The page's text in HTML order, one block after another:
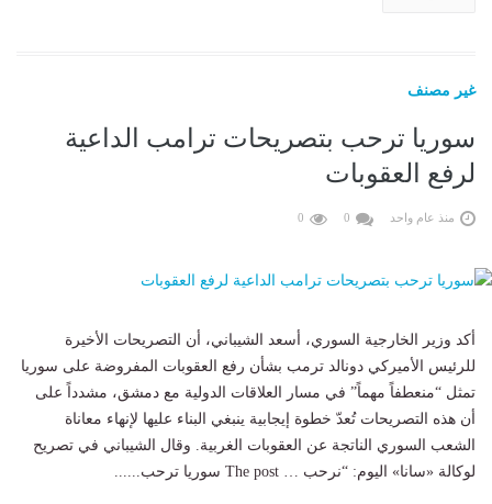
غير مصنف
سوريا ترحب بتصريحات ترامب الداعية
لرفع العقوبات
منذ عام واحد 0
0
أكد وزير الخارجية السوري، أسعد الشيباني، أن التصريحات الأخيرة
للرئيس الأميركي دونالد ترمب بشأن رفع العقوبات المفروضة على سوريا
تمثل “منعطفاً مهماً” في مسار العلاقات الدولية مع دمشق، مشدداً على
أن هذه التصريحات تُعدّ خطوة إيجابية ينبغي البناء عليها لإنهاء معاناة
الشعب السوري الناتجة عن العقوبات الغربية. وقال الشيباني في تصريح
لوكالة «سانا» اليوم: “نرحب … The post سوريا ترحب......